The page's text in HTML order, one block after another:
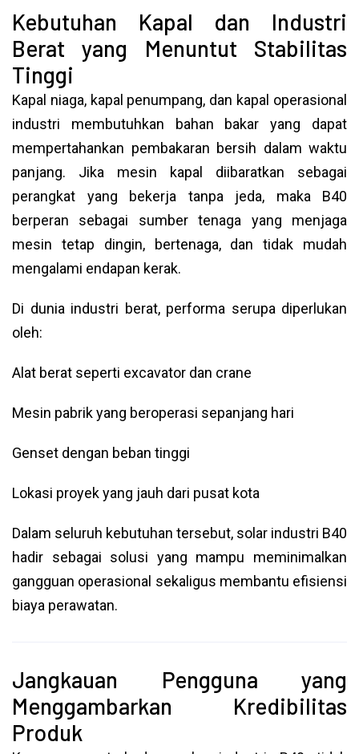
Kebutuhan Kapal dan Industri
Berat yang Menuntut Stabilitas
Tinggi
Kapal niaga, kapal penumpang, dan kapal operasional
industri membutuhkan bahan bakar yang dapat
mempertahankan pembakaran bersih dalam waktu
panjang. Jika mesin kapal diibaratkan sebagai
perangkat yang bekerja tanpa jeda, maka B40
berperan sebagai sumber tenaga yang menjaga
mesin tetap dingin, bertenaga, dan tidak mudah
mengalami endapan kerak.
Di dunia industri berat, performa serupa diperlukan
oleh:
Alat berat seperti excavator dan crane
Mesin pabrik yang beroperasi sepanjang hari
Genset dengan beban tinggi
Lokasi proyek yang jauh dari pusat kota
Dalam seluruh kebutuhan tersebut, solar industri B40
hadir sebagai solusi yang mampu meminimalkan
gangguan operasional sekaligus membantu efisiensi
biaya perawatan.
Jangkauan Pengguna yang
Menggambarkan Kredibilitas
Produk